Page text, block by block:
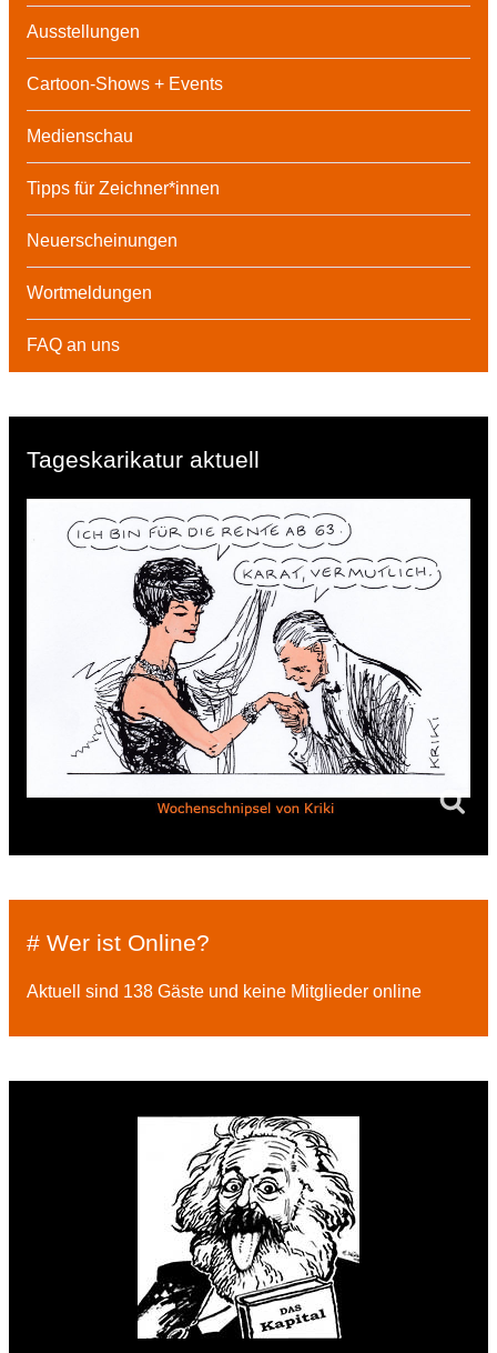
Ausstellungen
Cartoon-Shows + Events
Medienschau
Tipps für Zeichner*innen
Neuerscheinungen
Wortmeldungen
FAQ an uns
Tageskarikatur aktuell
# Wer ist Online?
Aktuell sind 138 Gäste und keine Mitglieder online